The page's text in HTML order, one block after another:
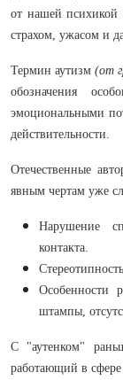
от нашей психикой
страхом, ужасом и
Термин аутизм(от
обозначения
эмоциональными
действительности.
Отечественные
явным чертам уже
Нарушение
контакта.
Особенности
штампы,
С "аутенком"
работающий в